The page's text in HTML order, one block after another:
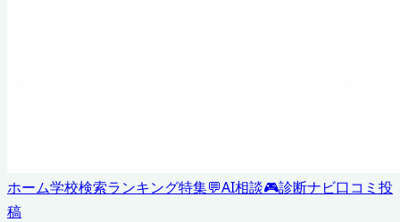
ホーム学校検索ランキング特集💬AI相談🎮診断ナビ口コミ投
稿